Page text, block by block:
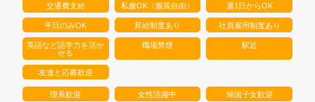
交通費支給 私服OK（服装自由） 週1日からOK
平日のみOK 昇給制度あり 社員雇用制度あり
英語など語学力を活か
せる
職場禁煙 駅近
友達と応募歓迎
理系歓迎 女性活躍中 帰国子女歓迎